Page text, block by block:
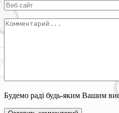
Будемо раді будь-яким Вашим